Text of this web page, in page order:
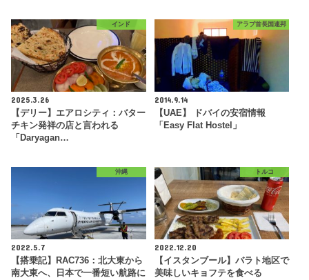
インド
2025.3.26
【デリー】エアロシティ：バター
チキン発祥の店と言われる
「Daryagan…
アラブ首長国連邦
2014.9.14
【UAE】 ドバイの安宿情報
「Easy Flat Hostel」
沖縄
2022.5.7
【搭乗記】RAC736：北大東から
南大東へ、日本で一番短い航路に
トルコ
2022.12.20
【イスタンブール】バラト地区で
美味しいキョフテを食べる